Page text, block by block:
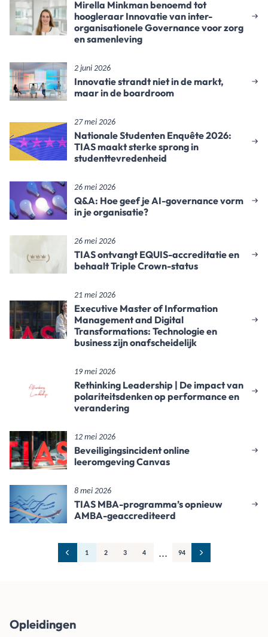
Mirella Minkman benoemd tot
hoogleraar Innovatie van inter-
organisationele Governance voor zorg
en samenleving
2 juni 2026
Innovatie strandt niet in de markt,
maar in de boardroom
27 mei 2026
Nationale Studenten Enquête 2026:
TIAS maakt sterke sprong in
studenttevredenheid
26 mei 2026
Q&A: Hoe geef je AI-governance vorm
in je organisatie?
26 mei 2026
TIAS ontvangt EQUIS-accreditatie en
behaalt Triple Crown-status
21 mei 2026
Executive Master of Information
Management and Digital
Transformations: Technologie en
business zijn onafscheidelijk
19 mei 2026
Rethinking Leadership | De impact van
polariteitsdenken op performance en
verandering
12 mei 2026
Beveiligingsincident online
leeromgeving Canvas
8 mei 2026
TIAS MBA-programma’s opnieuw
AMBA-geaccrediteerd
1 2 3 4 ... 94
Opleidingen